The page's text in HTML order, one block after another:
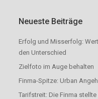
Neueste Beiträge
Erfolg und Misserfolg:
den Unterschied
Zielfoto im Auge behalten
Finma-Spitze: Urban
Tarifstreit: Die Finma